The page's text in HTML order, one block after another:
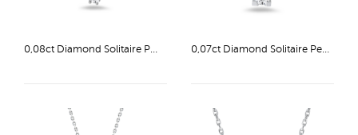
0,08ct Diamond Solitaire Pendant 0,07ct Diamond Solitaire Pendant